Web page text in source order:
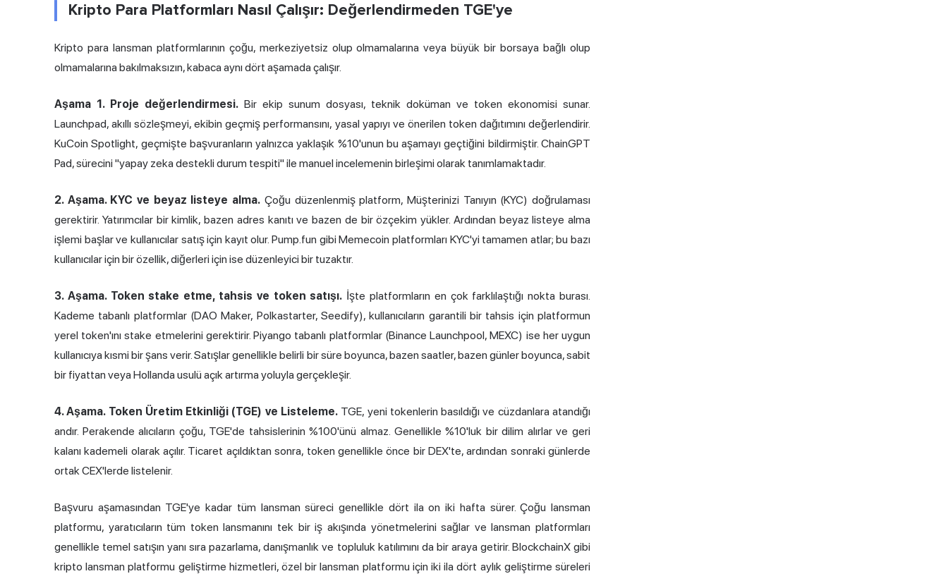
Kripto Para Platformları Nasıl Çalışır: Değerlendirmeden TGE'ye
Kripto para lansman platformlarının çoğu, merkeziyetsiz olup olmamalarına veya büyük bir borsaya bağlı olup
olmamalarına bakılmaksızın, kabaca aynı dört aşamada çalışır.
Aşama 1. Proje değerlendirmesi. Bir ekip sunum dosyası, teknik doküman ve token ekonomisi sunar.
Launchpad, akıllı sözleşmeyi, ekibin geçmiş performansını, yasal yapıyı ve önerilen token dağıtımını değerlendirir.
KuCoin Spotlight, geçmişte başvuranların yalnızca yaklaşık %10'unun bu aşamayı geçtiğini bildirmiştir. ChainGPT
Pad, sürecini "yapay zeka destekli durum tespiti" ile manuel incelemenin birleşimi olarak tanımlamaktadır.
2. Aşama. KYC ve beyaz listeye alma. Çoğu düzenlenmiş platform, Müşterinizi Tanıyın (KYC) doğrulaması
gerektirir. Yatırımcılar bir kimlik, bazen adres kanıtı ve bazen de bir özçekim yükler. Ardından beyaz listeye alma
işlemi başlar ve kullanıcılar satış için kayıt olur. Pump.fun gibi Memecoin platformları KYC'yi tamamen atlar; bu bazı
kullanıcılar için bir özellik, diğerleri için ise düzenleyici bir tuzaktır.
3. Aşama. Token stake etme, tahsis ve token satışı. İşte platformların en çok farklılaştığı nokta burası.
Kademe tabanlı platformlar (DAO Maker, Polkastarter, Seedify), kullanıcıların garantili bir tahsis için platformun
yerel token'ını stake etmelerini gerektirir. Piyango tabanlı platformlar (Binance Launchpool, MEXC) ise her uygun
kullanıcıya kısmi bir şans verir. Satışlar genellikle belirli bir süre boyunca, bazen saatler, bazen günler boyunca, sabit
bir fiyattan veya Hollanda usulü açık artırma yoluyla gerçekleşir.
4. Aşama. Token Üretim Etkinliği (TGE) ve Listeleme. TGE, yeni tokenlerin basıldığı ve cüzdanlara atandığı
andır. Perakende alıcıların çoğu, TGE'de tahsislerinin %100'ünü almaz. Genellikle %10'luk bir dilim alırlar ve geri
kalanı kademeli olarak açılır. Ticaret açıldıktan sonra, token genellikle önce bir DEX'te, ardından sonraki günlerde
ortak CEX'lerde listelenir.
Başvuru aşamasından TGE'ye kadar tüm lansman süreci genellikle dört ila on iki hafta sürer. Çoğu lansman
platformu, yaratıcıların tüm token lansmanını tek bir iş akışında yönetmelerini sağlar ve lansman platformları
genellikle temel satışın yanı sıra pazarlama, danışmanlık ve topluluk katılımını da bir araya getirir. BlockchainX gibi
kripto lansman platformu geliştirme hizmetleri, özel bir lansman platformu için iki ila dört aylık geliştirme süreleri